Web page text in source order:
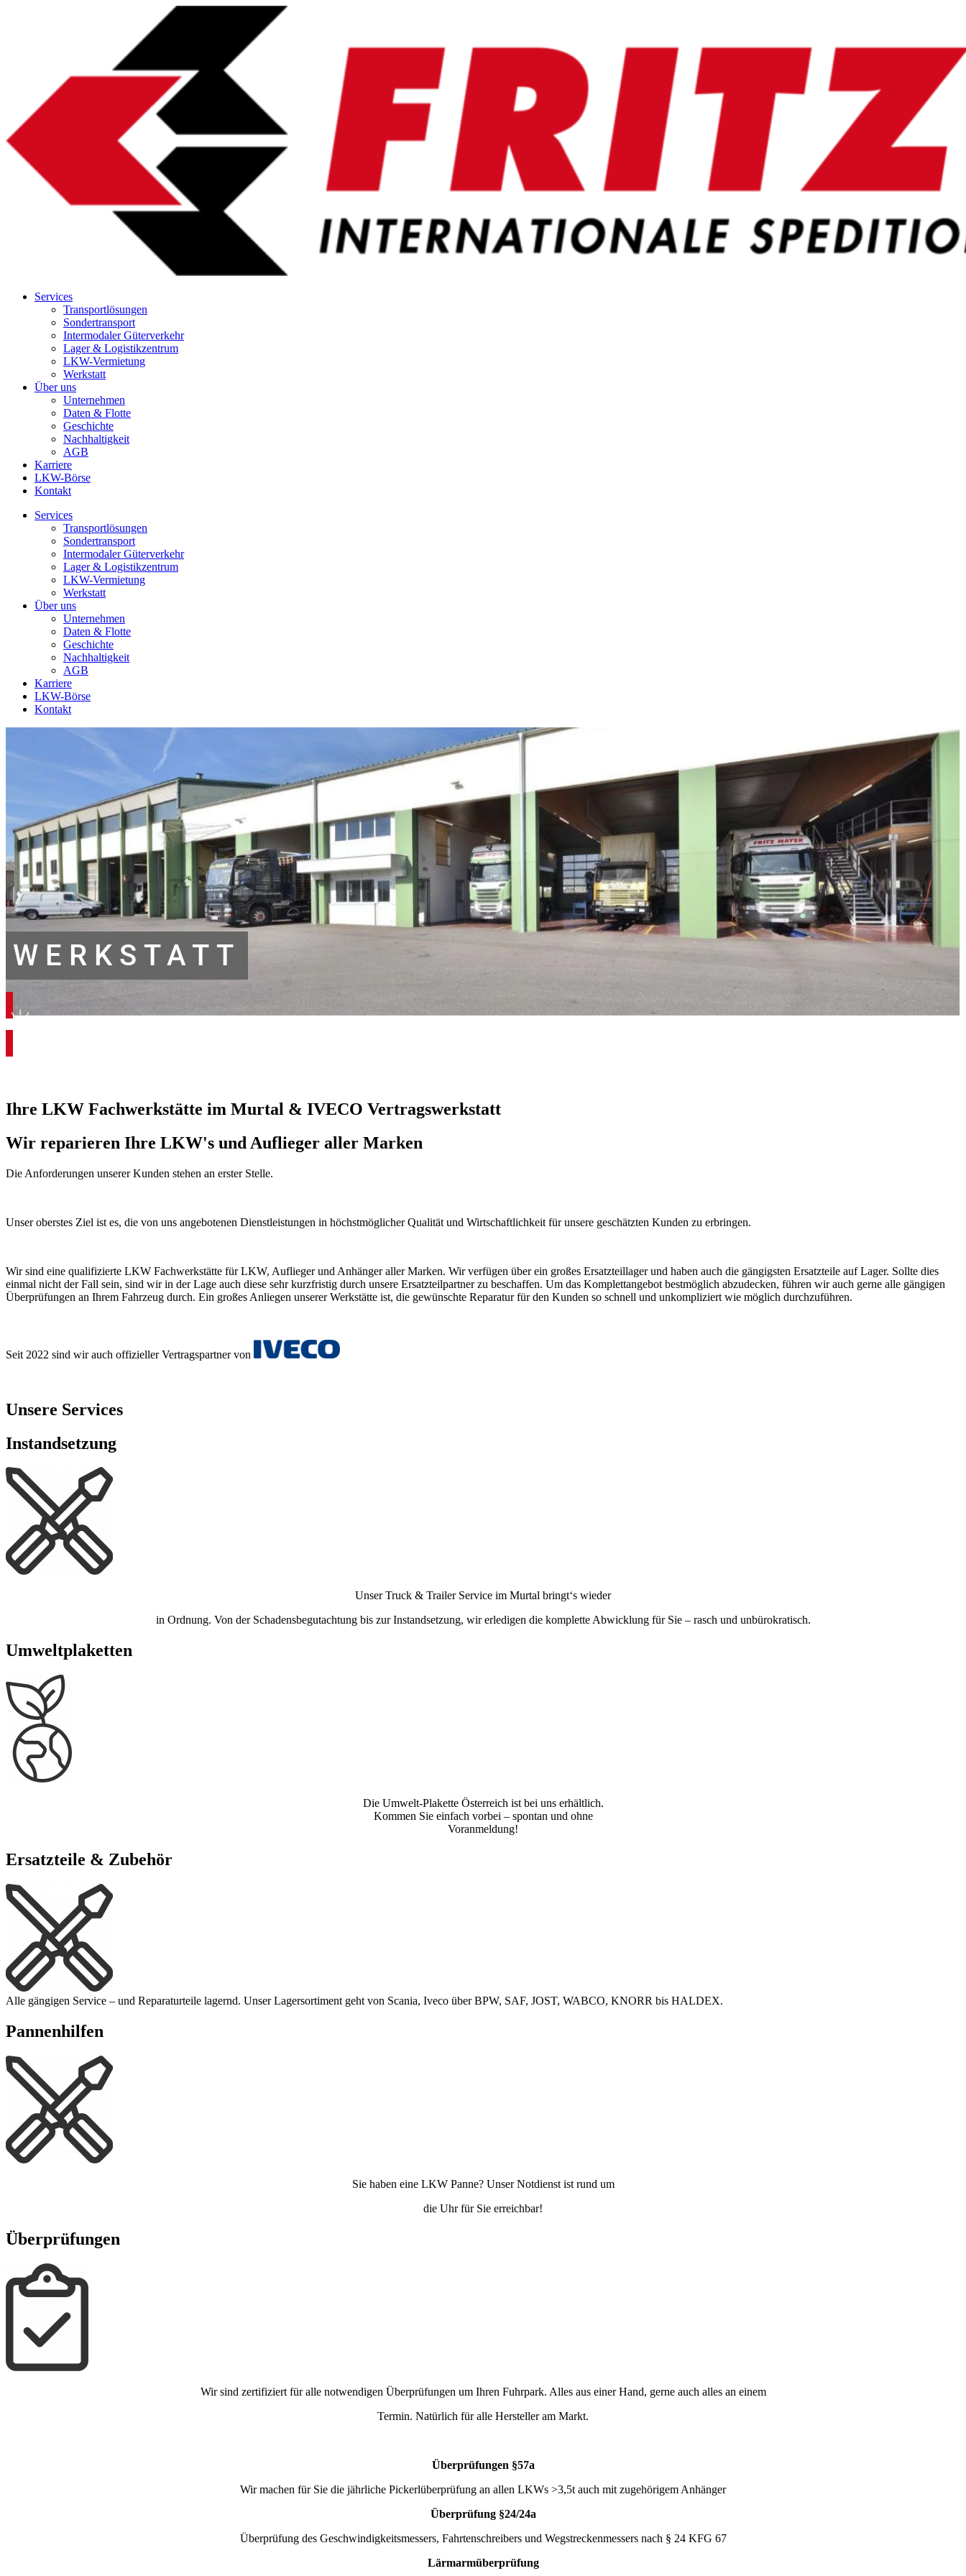
Services
Transportlösungen
Sondertransport
Intermodaler Güterverkehr
Lager & Logistikzentrum
LKW-Vermietung
Werkstatt
Über uns
Unternehmen
Daten & Flotte
Geschichte
Nachhaltigkeit
AGB
Karriere
LKW-Börse
Kontakt
Services
Transportlösungen
Sondertransport
Intermodaler Güterverkehr
Lager & Logistikzentrum
LKW-Vermietung
Werkstatt
Über uns
Unternehmen
Daten & Flotte
Geschichte
Nachhaltigkeit
AGB
Karriere
LKW-Börse
Kontakt
WERKSTATT
Ihre LKW Fachwerkstätte im Murtal & IVECO Vertragswerkstatt
Wir reparieren Ihre LKW's und Auflieger aller Marken
Die Anforderungen unserer Kunden stehen an erster Stelle.
Unser oberstes Ziel ist es, die von uns angebotenen Dienstleistungen in höchstmöglicher Qualität und Wirtschaftlichkeit für unsere geschätzten Kunden zu erbringen.
Wir sind eine qualifizierte LKW Fachwerkstätte für LKW, Auflieger und Anhänger aller Marken. Wir verfügen über ein großes Ersatzteillager und haben auch die gängigsten Ersatzteile auf Lager. Sollte dies
einmal nicht der Fall sein, sind wir in der Lage auch diese sehr kurzfristig durch unsere Ersatzteilpartner zu beschaffen. Um das Komplettangebot bestmöglich abzudecken, führen wir auch gerne alle gängigen
Überprüfungen an Ihrem Fahrzeug durch. Ein großes Anliegen unserer Werkstätte ist, die gewünschte Reparatur für den Kunden so schnell und unkompliziert wie möglich durchzuführen.
Seit 2022 sind wir auch offizieller Vertragspartner von
Unsere Services
Instandsetzung
Unser Truck & Trailer Service im Murtal bringt‘s wieder
in Ordnung. Von der Schadensbegutachtung bis zur Instandsetzung, wir erledigen die komplette Abwicklung für Sie – rasch und unbürokratisch.
Umweltplaketten
Die Umwelt-Plakette Österreich ist bei uns erhältlich.
Kommen Sie einfach vorbei – spontan und ohne
Voranmeldung!
Ersatzteile & Zubehör
Alle gängigen Service – und Reparaturteile lagernd. Unser Lagersortiment geht von Scania, Iveco über BPW, SAF, JOST, WABCO, KNORR bis HALDEX.
Pannenhilfen
Sie haben eine LKW Panne? Unser Notdienst ist rund um
die Uhr für Sie erreichbar!
Überprüfungen
Wir sind zertifiziert für alle notwendigen Überprüfungen um Ihren Fuhrpark. Alles aus einer Hand, gerne auch alles an einem
Termin. Natürlich für alle Hersteller am Markt.
Überprüfungen §57a
Wir machen für Sie die jährliche Pickerlüberprüfung an allen LKWs >3,5t auch mit zugehörigem Anhänger
Überprüfung §24/24a
Überprüfung des Geschwindigkeitsmessers, Fahrtenschreibers und Wegstreckenmessers nach § 24 KFG 67
Lärmarmüberprüfung